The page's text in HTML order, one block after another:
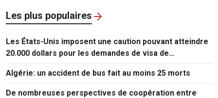
Les plus populaires
Les États-Unis imposent une caution pouvant atteindre
20.000 dollars pour les demandes de visa de
ressortissants de 50 pays
Algérie: un accident de bus fait au moins 25 morts
De nombreuses perspectives de coopération entre